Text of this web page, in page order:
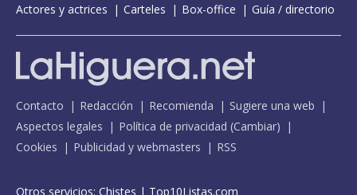
Actores y actrices
Carteles Box-office Guía / directorio
Contacto Redacción Recomienda
Sugiere una web
Aspectos legales
Política de privacidad (Cambiar)
Cookies
Publicidad y webmasters RSS
Otros servicios: Chistes | Top10Listas.com